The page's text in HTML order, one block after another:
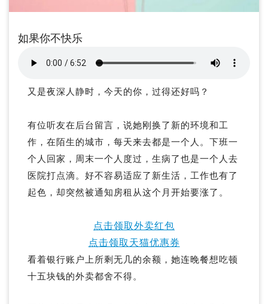
如果你不快乐
又是夜深人静时，今天的你，过得还好吗？
有位听友在后台留言，说她刚换了新的环境和工
作，在陌生的城市，每天来去都是一个人。下班一
个人回家，周末一个人度过，生病了也是一个人去
医院打点滴。好不容易适应了新生活，工作也有了
起色，却突然被通知房租从这个月开始要涨了。
点击领取外卖红包
点击领取天猫优惠券
看着银行账户上所剩无几的余额，她连晚餐想吃顿
十五块钱的外卖都舍不得。